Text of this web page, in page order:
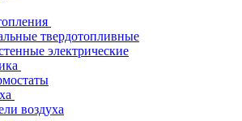
твердотопливные
электрические
воздуха